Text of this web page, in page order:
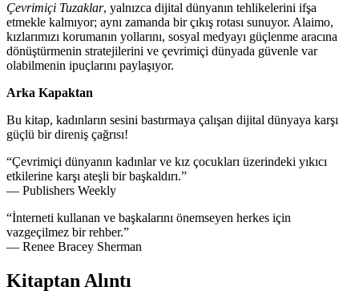
Çevrimiçi Tuzaklar, yalnızca dijital dünyanın tehlikelerini ifşa
etmekle kalmıyor; aynı zamanda bir çıkış rotası sunuyor. Alaimo,
kızlarımızı korumanın yollarını, sosyal medyayı güçlenme aracına
dönüştürmenin stratejilerini ve çevrimiçi dünyada güvenle var
olabilmenin ipuçlarını paylaşıyor.
Arka Kapaktan
Bu kitap, kadınların sesini bastırmaya çalışan dijital dünyaya karşı
güçlü bir direniş çağrısı!
“Çevrimiçi dünyanın kadınlar ve kız çocukları üzerindeki yıkıcı
etkilerine karşı ateşli bir başkaldırı.”
— Publishers Weekly
“İnterneti kullanan ve başkalarını önemseyen herkes için
vazgeçilmez bir rehber.”
— Renee Bracey Sherman
Kitaptan Alıntı